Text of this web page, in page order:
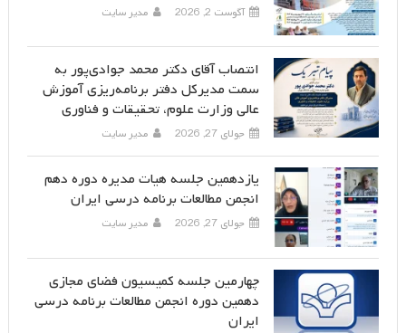
آگوست 2, 2026 مدیر سایت
انتصاب آقای دکتر محمد جوادی‌پور به
سمت مدیرکل دفتر برنامه‌ریزی آموزش
عالی وزارت علوم، تحقیقات و فناوری
جولای 27, 2026 مدیر سایت
یازدهمین جلسه هیات مدیره دوره دهم
انجمن مطالعات برنامه درسی ایران
جولای 27, 2026 مدیر سایت
چهارمین جلسه کمیسیون فضای مجازی
دهمین دوره انجمن مطالعات برنامه درسی
ایران